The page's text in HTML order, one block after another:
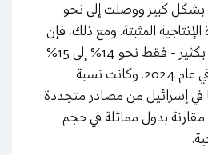
بشكل كبير ووصلت إلى نحو
الإنتاجية المثبتة. ومع ذلك، فإن
الإنتاج الفعلي ظل أقل بكثير - فقط نحو 14% إلى 15%
من استهلاك الكهرباء في عام 2024. وكانت نسبة
في إسرائيل من مصادر متجددة
منخفضة مقارنة بدول مماثلة في حجم